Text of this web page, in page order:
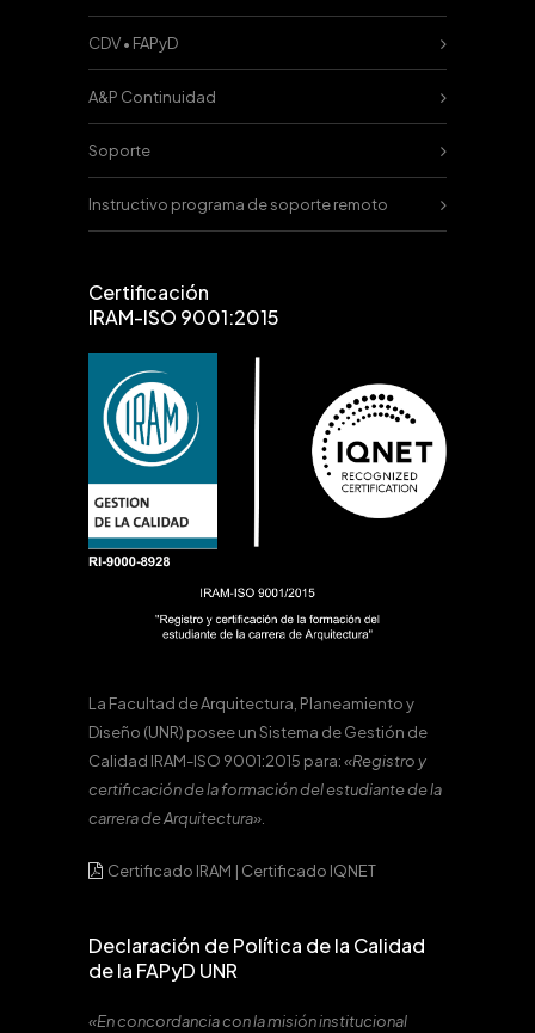
CDV • FAPyD
A&P Continuidad
Soporte
Instructivo programa de soporte remoto
Certificación
IRAM-ISO 9001:2015
La Facultad de Arquitectura, Planeamiento y
Diseño (UNR) posee un Sistema de Gestión de
Calidad IRAM-ISO 9001:2015 para:«Registro y
certificación de la formación del estudiante de la
carrera de Arquitectura».
Certificado IRAM | Certificado IQNET
Declaración de Política de la Calidad
de la FAPyD UNR
«En concordancia con la misión institucional